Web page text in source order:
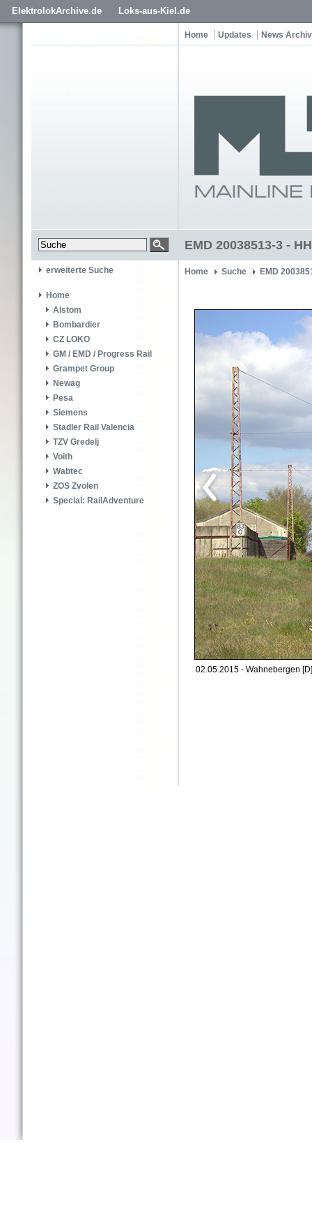
ElektrolokArchive.de Loks-aus-Kiel.de
Home Updates News Archiv
EMD 20038513-3 -
erweiterte Suche
Home
Alstom
Bombardier
CZ LOKO
GM / EMD / Progress Rail
Grampet Group
Newag
Pesa
Siemens
Stadler Rail Valencia
TZV Gredelj
Voith
Wabtec
ZOS Zvolen
Special: RailAdventure
Home Suche EMD
02.05.2015 - Wahnebergen [D]